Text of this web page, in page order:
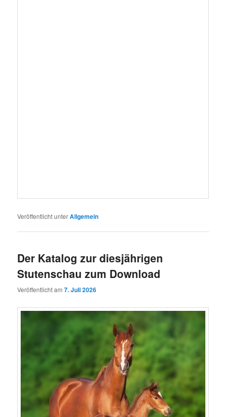
Veröffentlicht unterAllgemein
Der Katalog zur diesjährigen
Stutenschau zum Download
Veröffentlicht am7. Juli 2026